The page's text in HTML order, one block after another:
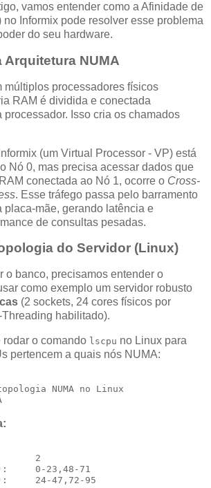
vamos entender como a Afinidade de
Informix pode resolver esse problema
do seu hardware.
Arquitetura NUMA
múltiplos processadores físicos
RAM é dividida e conectada
processador. Isso cria os chamados
(um Virtual Processor - VP) está
Nó 0, mas precisa acessar dados que
conectada ao Nó 1, ocorre o Cross-
. Esse tráfego passa pelo barramento
placa-mãe, gerando latência e
de consultas pesadas.
do Servidor (Linux)
o banco, precisamos entender o
como exemplo um servidor robusto
(2 sockets, 24 cores físicos por
habilitado).
o comando lscpu no Linux para
pertencem a quais nós NUMA:
NUMA no Linux
2
0-23,48-71